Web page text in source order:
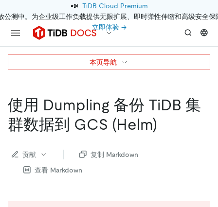
📣 TiDB Cloud Premium
公测中。为企业级工作负载提供无限扩展、即时弹性伸缩和高级安全保
立即体验 →
使用 Dumpling 备份 TiDB 集
群数据到 GCS (Helm)
贡献
复制 Markdown
查看 Markdown
本页导航